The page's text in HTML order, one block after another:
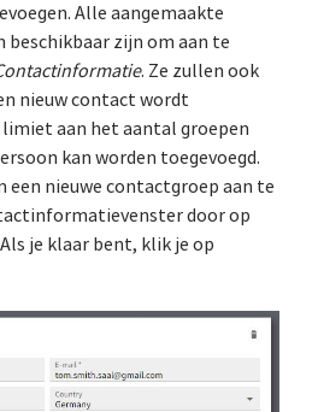
Alle aangemaakte
zijn om aan te
. Ze zullen ook
nieuw contact wordt
limiet aan het aantal groepen
kan worden toegevoegd.
een nieuwe contactgroep aan te
door op
je klaar bent, klik je op